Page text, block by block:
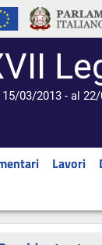
15/03/2013 - al
Lavori